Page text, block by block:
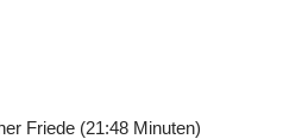
Friede (21:48 Minuten)